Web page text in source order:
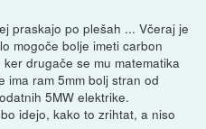
praskajo po plešah ... Včeraj je
mogoče bolje imeti carbon
drugače se mu matematika
ima ram 5mm bolj stran od
5MW elektrike.
idejo, kako to zrihtat, a niso